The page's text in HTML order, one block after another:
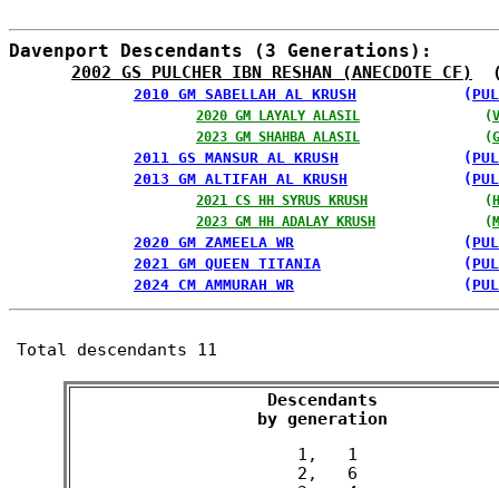
Davenport Descendants (3 Generations):
2002 GS PULCHER IBN RESHAN (ANECDOTE CF)
2010 GM SABELLAH AL KRUSH
            (
2020 GM LAYALY ALASIL
                (
2023 GM SHAHBA ALASIL
                (
2011 GS MANSUR AL KRUSH
              (
2013 GM ALTIFAH AL KRUSH
             (
2021 CS HH SYRUS KRUSH
               (
2023 GM HH ADALAY KRUSH
              (
2020 GM ZAMEELA WR
                   (
2021 GM QUEEN TITANIA
                (
2024 CM AMMURAH WR
                   (
Total descendants 11
Descendants
by generation
1,   1
2,   6